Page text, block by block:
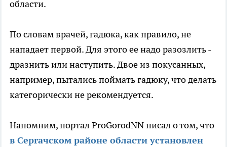
области.
По словам врачей, гадюка, как правило, не
нападает первой. Для этого ее надо разозлить -
дразнить или наступить. Двое из покусанных,
например, пытались поймать гадюку, что делать
категорически не рекомендуется.
Напомним, портал ProGorodNN писал о том, что
в Сергачском районе области установлен